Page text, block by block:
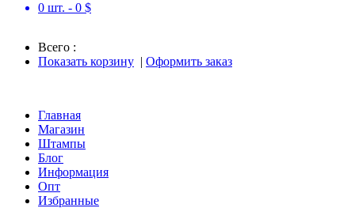
0 шт. - 0 $
Всего :
Показать корзину | Оформить заказ
Главная
Магазин
Штампы
Блог
Информация
Опт
Избранные